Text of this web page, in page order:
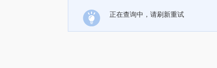
正在查询中，请刷新重试